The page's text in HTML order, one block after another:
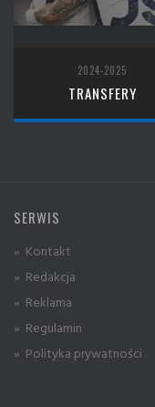
2024-2025
TRANSFERY
SERWIS
» Kontakt
» Redakcja
» Reklama
» Regulamin
» Polityka prywatności